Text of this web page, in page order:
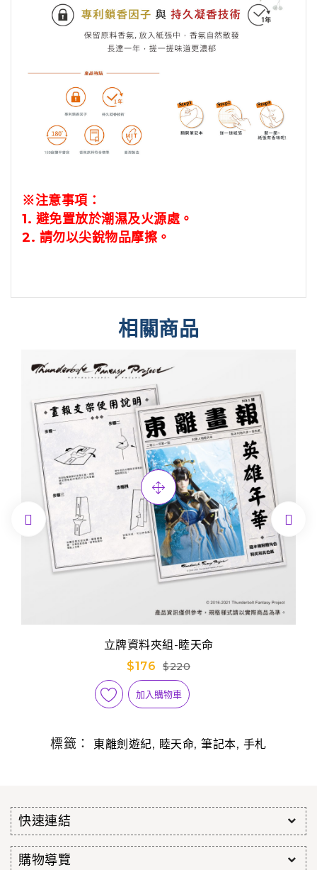
※注意事項：
1. 避免置放於潮濕及火源處。
2. 請勿以尖銳物品摩擦。
相關商品
立牌資料夾組-睦天命
$176
$220
加入購物車
 
標籤： 東離劍遊紀, 睦天命,筆記本, 手札
快速連結
購物導覽